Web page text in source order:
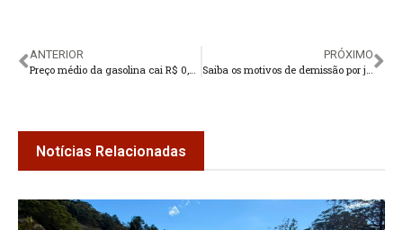
ANTERIOR
PRÓXIMO
Notícias Relacionadas